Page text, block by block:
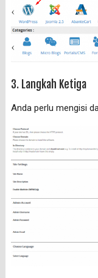
3. Langkah Ketiga
Anda perlu mengisi